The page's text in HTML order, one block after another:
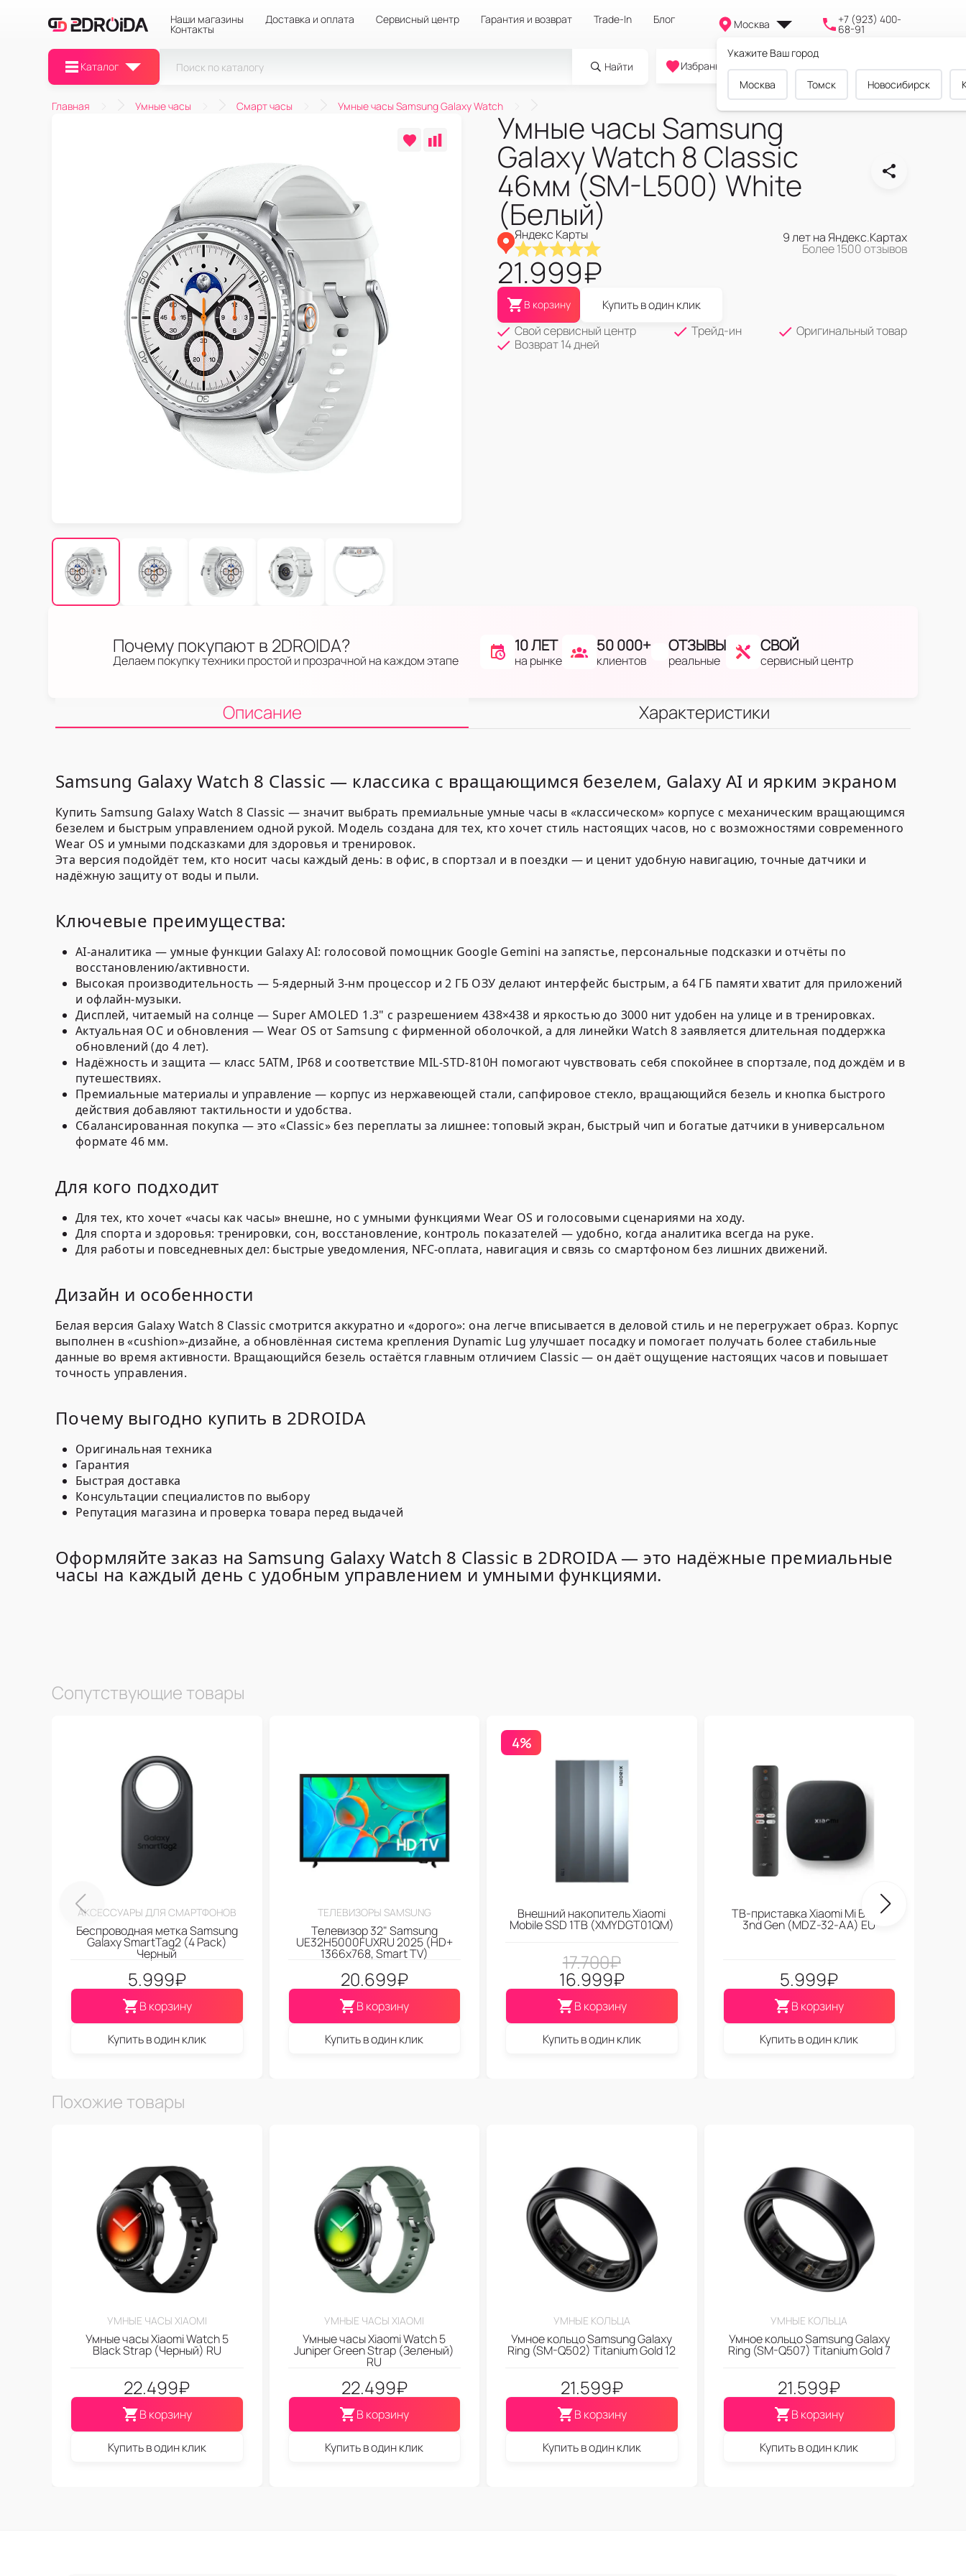
Наши магазины Доставка и оплата Сервисный центр Гарантия и возврат Trade-In Блог
Контакты Москва
Укажите Ваш город
Москва Томск Новосибирск
+7 (923) 400-
68-91
Каталог Найти
0
Избранное Cравнение Корзина
Главная Умные часы Смарт часы Умные часы Samsung Galaxy Watch
Умные часы Samsung
Galaxy Watch 8 Classic
46мм (SM-L500) White
(Белый)
Яндекс Карты 9 лет на Яндекс.Картах
Более 1500 отзывов
21.999₽
В корзину
Купить в один клик
Свой сервисный центр
Трейд-ин
Оригинальный товар
Возврат 14 дней
Почему покупают в 2DROIDA?
Делаем покупку техники простой и прозрачной на каждом этапе
10 ЛЕТ
на рынке
50 000+
клиентов
ОТЗЫВЫ
реальные
СВОЙ
сервисный центр
Описание Характеристики
Samsung Galaxy Watch 8 Classic — классика с вращающимся безелем, Galaxy AI и ярким экраном
Купить Samsung Galaxy Watch 8 Classic — значит выбрать премиальные умные часы в «классическом» корпусе с механическим вращающимся
безелем и быстрым управлением одной рукой. Модель создана для тех, кто хочет стиль настоящих часов, но с возможностями современного
Wear OS и умными подсказками для здоровья и тренировок.
Эта версия подойдёт тем, кто носит часы каждый день: в офис, в спортзал и в поездки — и ценит удобную навигацию, точные датчики и
надёжную защиту от воды и пыли.
Ключевые преимущества:
AI-аналитика — умные функции Galaxy AI: голосовой помощник Google Gemini на запястье, персональные подсказки и отчёты по
восстановлению/активности.
Высокая производительность — 5-ядерный 3-нм процессор и 2 ГБ ОЗУ делают интерфейс быстрым, а 64 ГБ памяти хватит для приложений
и офлайн-музыки.
Дисплей, читаемый на солнце — Super AMOLED 1.3" с разрешением 438×438 и яркостью до 3000 нит удобен на улице и в тренировках.
Актуальная ОС и обновления — Wear OS от Samsung с фирменной оболочкой, а для линейки Watch 8 заявляется длительная поддержка
обновлений (до 4 лет).
Надёжность и защита — класс 5ATM, IP68 и соответствие MIL-STD-810H помогают чувствовать себя спокойнее в спортзале, под дождём и в
путешествиях.
Премиальные материалы и управление — корпус из нержавеющей стали, сапфировое стекло, вращающийся безель и кнопка быстрого
действия добавляют тактильности и удобства.
Сбалансированная покупка — это «Classic» без переплаты за лишнее: топовый экран, быстрый чип и богатые датчики в универсальном
формате 46 мм.
Для кого подходит
Для тех, кто хочет «часы как часы» внешне, но с умными функциями Wear OS и голосовыми сценариями на ходу.
Для спорта и здоровья: тренировки, сон, восстановление, контроль показателей — удобно, когда аналитика всегда на руке.
Для работы и повседневных дел: быстрые уведомления, NFC-оплата, навигация и связь со смартфоном без лишних движений.
Дизайн и особенности
Белая версия Galaxy Watch 8 Classic смотрится аккуратно и «дорого»: она легче вписывается в деловой стиль и не перегружает образ. Корпус
выполнен в «cushion»-дизайне, а обновлённая система крепления Dynamic Lug улучшает посадку и помогает получать более стабильные
данные во время активности. Вращающийся безель остаётся главным отличием Classic — он даёт ощущение настоящих часов и повышает
точность управления.
Почему выгодно купить в 2DROIDA
Оригинальная техника
Гарантия
Быстрая доставка
Консультации специалистов по выбору
Репутация магазина и проверка товара перед выдачей
Оформляйте заказ на Samsung Galaxy Watch 8 Classic в 2DROIDA — это надёжные премиальные
часы на каждый день с удобным управлением и умными функциями.
Сопутствующие товары
АКСЕССУАРЫ ДЛЯ СМАРТФОНОВ
Беспроводная метка Samsung
Galaxy SmartTag2 (4 Pack)
Черный
5.999₽
В корзину
Купить в один клик
ТЕЛЕВИЗОРЫ SAMSUNG
Телевизор 32" Samsung
UE32H5000FUXRU 2025 (HD+
1366x768, Smart TV)
20.699₽
В корзину
Купить в один клик
4%
Внешний накопитель Xiaomi
Mobile SSD 1TB (XMYDGT01QM)
17.700₽
16.999₽
В корзину
Купить в один клик
ТВ-приставка Xiaomi Mi Box S
3nd Gen (МDZ-32-АА) EU
5.999₽
В корзину
Купить в один клик
Похожие товары
УМНЫЕ ЧАСЫ XIAOMI
Умные часы Xiaomi Watch 5
Black Strap (Черный) RU
22.499₽
В корзину
Купить в один клик
УМНЫЕ ЧАСЫ XIAOMI
Умные часы Xiaomi Watch 5
Juniper Green Strap (Зеленый)
RU
22.499₽
В корзину
Купить в один клик
УМНЫЕ КОЛЬЦА
Умное кольцо Samsung Galaxy
Ring (SM-Q502) Titanium Gold 12
21.599₽
В корзину
Купить в один клик
УМНЫЕ КОЛЬЦА
Умное кольцо Samsung Galaxy
Ring (SM-Q507) Titanium Gold 7
21.599₽
В корзину
Купить в один клик